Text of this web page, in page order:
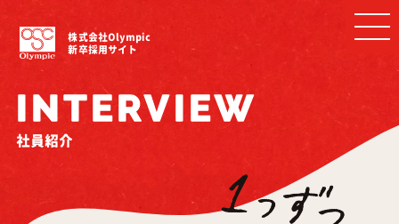
株式会社Olympic
新卒採用サイト
INTERVIEW
社員紹介